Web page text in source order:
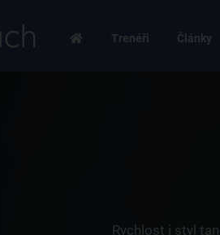
Trenéři Články
Rychlost i styl